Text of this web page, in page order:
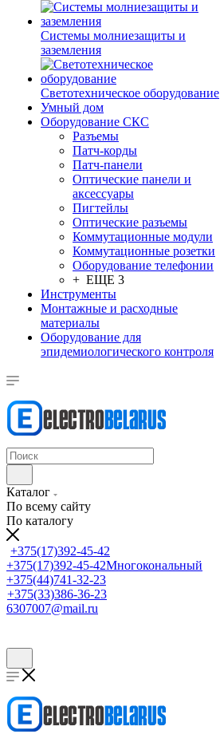
Системы молниезащиты и
заземления
Светотехническое оборудование
Умный дом
Оборудование СКС
Разъемы
Патч-корды
Патч-панели
Оптические панели и
аксессуары
Пигтейлы
Оптические разъемы
Коммутационные модули
Коммутационные розетки
Оборудование телефонии
+ ЕЩЕ 3
Инструменты
Монтажные и расходные
материалы
Оборудование для
эпидемиологического контроля
Каталог
По всему сайту
По каталогу
+375(17)392-45-42
+375(17)392-45-42Многокональный
+375(44)741-32-23
+375(33)386-36-23
6307007@mail.ru